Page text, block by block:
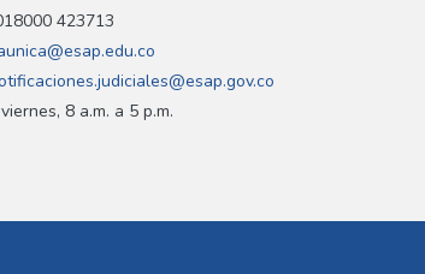
423713
8 a.m. a 5 p.m.